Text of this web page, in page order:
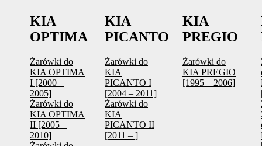
KIA
OPTIMA
Żarówki do
KIA OPTIMA
I [2000 –
2005]
Żarówki do
KIA OPTIMA
II [2005 –
2010]
KIA
PICANTO
Żarówki do
KIA
PICANTO I
[2004 – 2011]
Żarówki do
KIA
PICANTO II
[2011 – ]
KIA
PREGIO
Żarówki do
KIA PREGIO
[1995 – 2006]